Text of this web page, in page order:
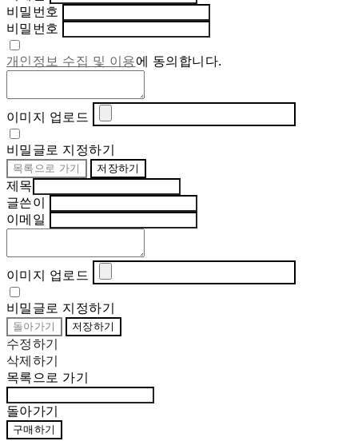
비밀번호
비밀번호
개인정보 수집 및 이용에 동의합니다.
이미지 업로드
비밀글로 지정하기
목록으로 가기 저장하기
제목
글쓴이
이메일
이미지 업로드
비밀글로 지정하기
돌아가기 저장하기
수정하기
삭제하기
목록으로 가기
돌아가기
구매하기